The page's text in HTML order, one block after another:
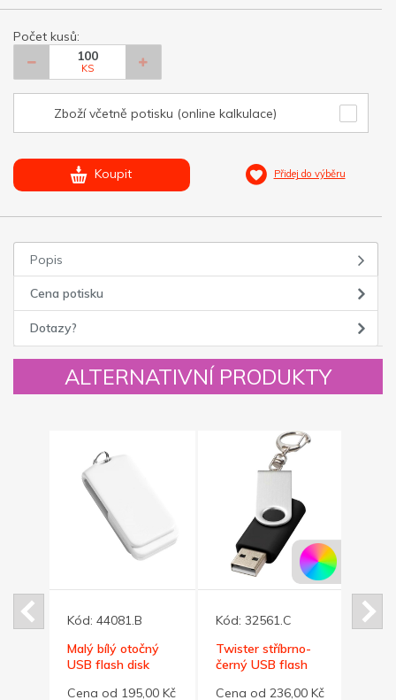
Počet kusů:
KS
Zboží včetně potisku (online kalkulace)
Koupit Přidej do výběru
Popis
Cena potisku
Dotazy?
ALTERNATIVNÍ PRODUKTY
Kód: 44081.B
Malý bílý otočný
USB flash disk
Cena od 195,00 Kč
Kód: 32561.C
Twister stříbrno-
černý USB flash
Cena od 236,00 Kč
Kód: